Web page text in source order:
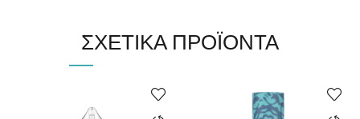
ΣΧΕΤΙΚΆ ΠΡΟΪΌΝΤΑ